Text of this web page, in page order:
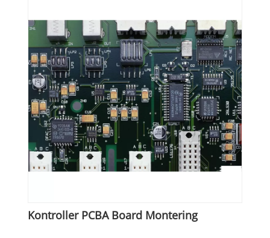
Kontroller PCBA Board Montering